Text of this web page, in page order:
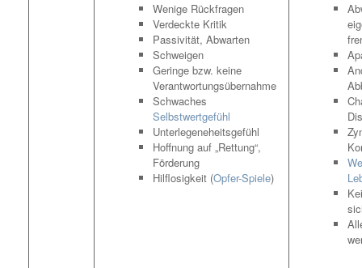
Wenige Rückfragen
Verdeckte Kritik
Passivität, Abwarten
Schweigen
Geringe bzw. keine
Verantwortungsübernahme
Schwaches
Selbstwertgefühl
Unterlegeneheitsgefühl
Hoffnung auf „Rettung“,
Förderung
Hilflosigkeit (Opfer-Spiele)